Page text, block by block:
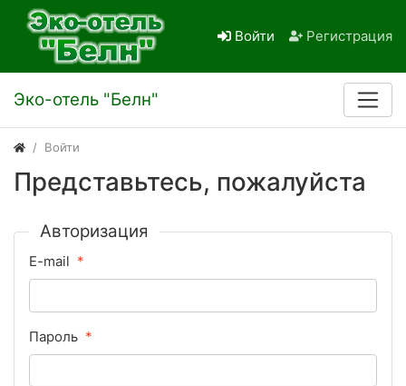
Войти Регистрация
Эко-отель "Белн"
Войти
Представьтесь, пожалуйста
Авторизация
E-mail
Пароль